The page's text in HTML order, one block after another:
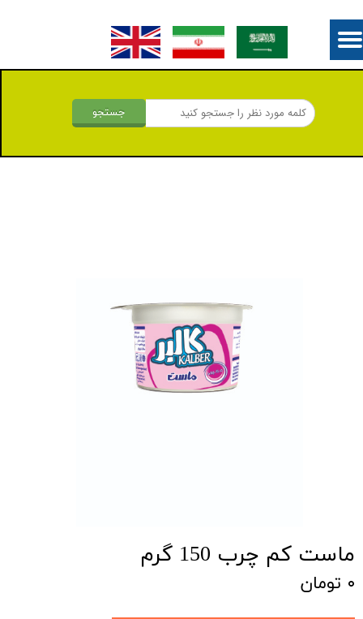
جستجو
ماست کم چرب 150 گرم
۰ تومان